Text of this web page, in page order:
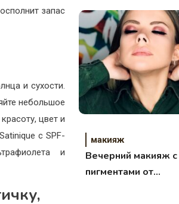
запас
и сухости.
небольшое
цвет и
с SPF-
и
макияж
Вечерний макияж с
пигментами от